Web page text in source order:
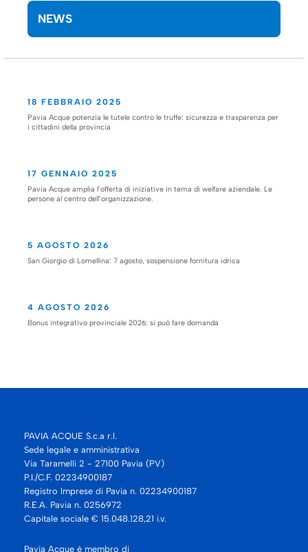
NEWS
18 FEBBRAIO 2025
Pavia Acque potenzia le tutele contro le truffe: sicurezza e trasparenza per
i cittadini della provincia
17 GENNAIO 2025
Pavia Acque amplia l’offerta di iniziative in tema di welfare aziendale. Le
persone al centro dell’organizzazione.
5 AGOSTO 2026
San Giorgio di Lomellina: 7 agosto, sospensione fornitura idrica
4 AGOSTO 2026
Bonus integrativo provinciale 2026: si può fare domanda
PAVIA ACQUE S.c.a r.l.
Sede legale e amministrativa
Via Taramelli 2 - 27100 Pavia (PV)
P.I./C.F. 02234900187
Registro Imprese di Pavia n. 02234900187
R.E.A. Pavia n. 0256972
Capitale sociale € 15.048.128,21 i.v.
Pavia Acque è membro di